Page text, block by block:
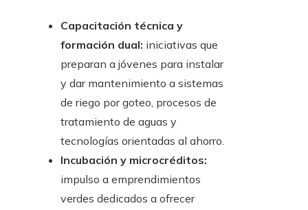
Capacitación técnica y
formación dual: iniciativas que
preparan a jóvenes para instalar
y dar mantenimiento a sistemas
de riego por goteo, procesos de
tratamiento de aguas y
tecnologías orientadas al ahorro.
Incubación y microcréditos:
impulso a emprendimientos
verdes dedicados a ofrecer